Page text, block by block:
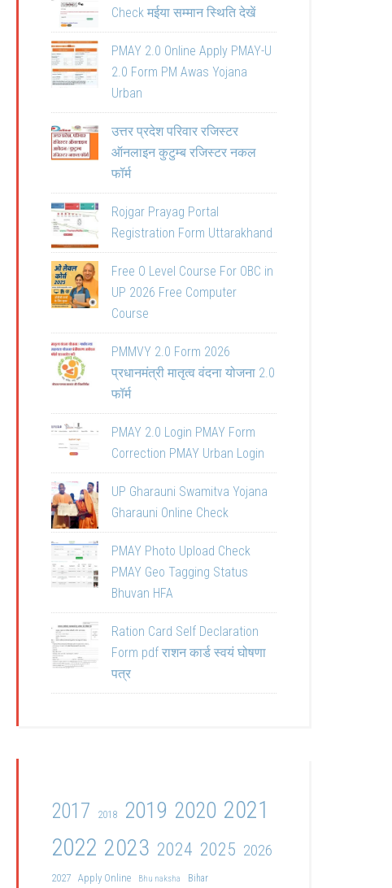
Check मईया सम्मान स्थिति देखें
PMAY 2.0 Online Apply PMAY-U
2.0 Form PM Awas Yojana
Urban
उत्तर प्रदेश परिवार रजिस्टर
ऑनलाइन कुटुम्ब रजिस्टर नकल
फॉर्म
Rojgar Prayag Portal
Registration Form Uttarakhand
Free O Level Course For OBC in
UP 2026 Free Computer
Course
PMMVY 2.0 Form 2026
प्रधानमंत्री मातृत्व वंदना योजना 2.0
फॉर्म
PMAY 2.0 Login PMAY Form
Correction PMAY Urban Login
UP Gharauni Swamitva Yojana
Gharauni Online Check
PMAY Photo Upload Check
PMAY Geo Tagging Status
Bhuvan HFA
Ration Card Self Declaration
Form pdf राशन कार्ड स्वयं घोषणा
पत्र
2017 2018 2019 2020 2021
2022 2023 2024 2025 2026
2027 Apply Online Bhu naksha
Bihar